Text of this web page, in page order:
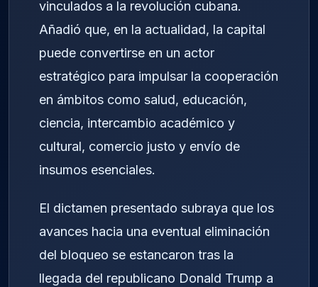
vinculados a la revolución cubana.
Añadió que, en la actualidad, la capital
puede convertirse en un actor
estratégico para impulsar la cooperación
en ámbitos como salud, educación,
ciencia, intercambio académico y
cultural, comercio justo y envío de
insumos esenciales.
El dictamen presentado subraya que los
avances hacia una eventual eliminación
del bloqueo se estancaron tras la
llegada del republicano Donald Trump a